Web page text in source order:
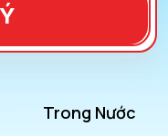
Trong Nước